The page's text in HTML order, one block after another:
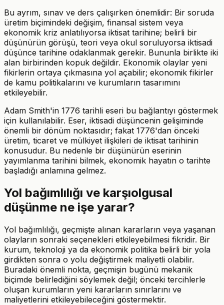
Bu ayrım, sınav ve ders çalışırken önemlidir: Bir soruda
üretim biçimindeki değişim, finansal sistem veya
ekonomik kriz anlatılıyorsa iktisat tarihine; belirli bir
düşünürün görüşü, teori veya okul soruluyorsa iktisadi
düşünce tarihine odaklanmak gerekir. Bununla birlikte iki
alan birbirinden kopuk değildir. Ekonomik olaylar yeni
fikirlerin ortaya çıkmasına yol açabilir; ekonomik fikirler
de kamu politikalarını ve kurumların tasarımını
etkileyebilir.
Adam Smith'in 1776 tarihli eseri bu bağlantıyı göstermek
için kullanılabilir. Eser, iktisadi düşüncenin gelişiminde
önemli bir dönüm noktasıdır; fakat 1776'dan önceki
üretim, ticaret ve mülkiyet ilişkileri de iktisat tarihinin
konusudur. Bu nedenle bir düşünürün eserinin
yayımlanma tarihini bilmek, ekonomik hayatın o tarihte
başladığı anlamına gelmez.
Yol bağımlılığı ve karşıolgusal
düşünme ne işe yarar?
Yol bağımlılığı, geçmişte alınan kararların veya yaşanan
olayların sonraki seçenekleri etkileyebilmesi fikridir. Bir
kurum, teknoloji ya da ekonomik politika belirli bir yola
girdikten sonra o yolu değiştirmek maliyetli olabilir.
Buradaki önemli nokta, geçmişin bugünü mekanik
biçimde belirlediğini söylemek değil; önceki tercihlerle
oluşan kurumların yeni kararların sınırlarını ve
maliyetlerini etkileyebileceğini göstermektir.